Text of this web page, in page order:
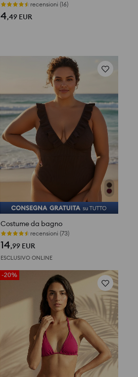
Ultimi pezzi
4,49 EUR
Costume da bagno
Ultimi pezzi
14,99 EUR
ESCLUSIVO ONLINE
-20%